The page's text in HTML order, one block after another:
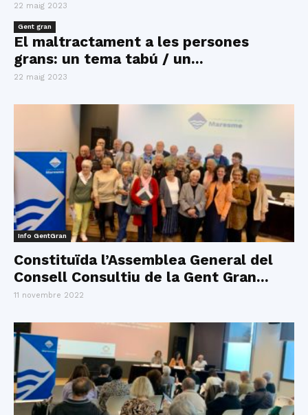
22 maig 2023
Gent gran
El maltractament a les persones
grans: un tema tabú / un...
22 maig 2023
Info GentGran
Constituïda l’Assemblea General del
Consell Consultiu de la Gent Gran...
11 novembre 2022